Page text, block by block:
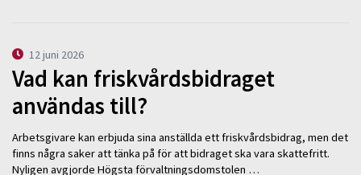
12 juni 2026
Vad kan friskvårdsbidraget
användas till?
Arbetsgivare kan erbjuda sina anställda ett friskvårdsbidrag, men det
finns några saker att tänka på för att bidraget ska vara skattefritt.
Nyligen avgjorde Högsta förvaltningsdomstolen …